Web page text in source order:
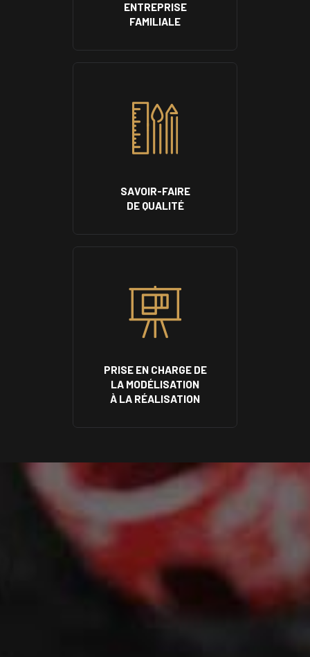
ENTREPRISE
FAMILIALE
SAVOIR-FAIRE
DE QUALITÉ
PRISE EN CHARGE DE
LA MODÉLISATION
À LA RÉALISATION